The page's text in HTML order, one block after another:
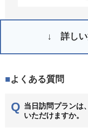
↓ 詳し
よくある質問
当日訪問プランは
いただけますか。